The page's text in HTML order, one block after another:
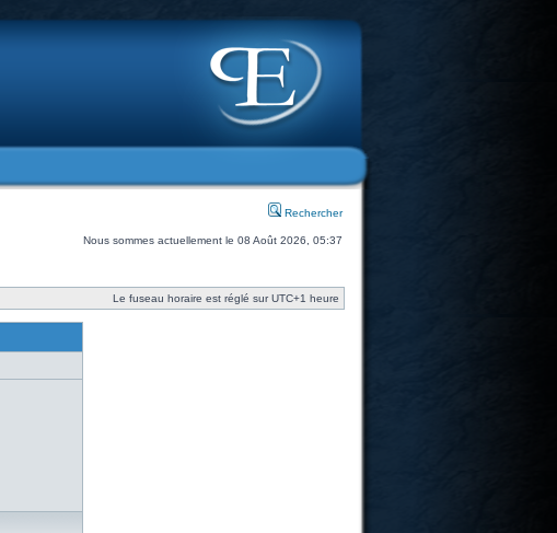
Rechercher
Nous sommes actuellement le 08 Août 2026, 05:37
Le fuseau horaire est réglé sur UTC+1 heure